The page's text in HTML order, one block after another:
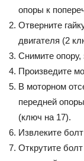
опоры к
Отверните
двигателя (2
Снимите
Произведите
В моторном
передней
(ключ на 17).
Извлеките болт
Открутите